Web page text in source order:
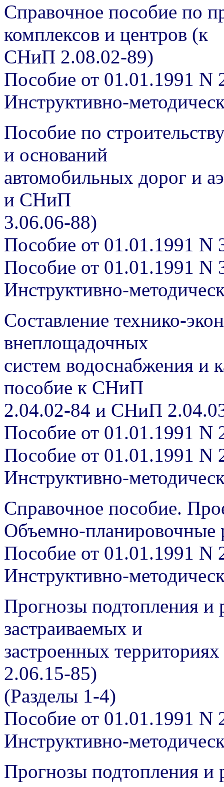
Справочное пособие по
комплексов и центров (к
СНиП 2.08.02-89)
Пособие от 01.01.1991 N
Инструктивно-
Пособие по
и оснований
автомобильных дорог и
и СНиП
3.06.06-88)
Пособие от 01.01.1991 N
Пособие от 01.01.1991 N
Инструктивно-
Составление технико-
внеплощадочных
систем водоснабжения и
пособие к СНиП
2.04.02-84 и СНиП
Пособие от 01.01.1991 N
Пособие от 01.01.1991 N
Инструктивно-
Справочное пособие.
Объемно-
Пособие от 01.01.1991 N
Инструктивно-
Прогнозы подтопления и
застраиваемых и
застроенных
2.06.15-85)
(Разделы 1-4)
Пособие от 01.01.1991 N
Инструктивно-
Прогнозы подтопления и